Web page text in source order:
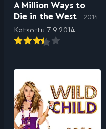
A Million Ways to
Die in the West
2014
Katsottu 7.9.2014